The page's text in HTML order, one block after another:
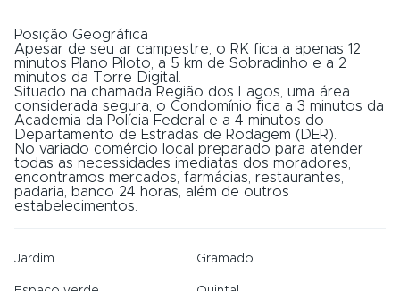
Posição Geográfica
Apesar de seu ar campestre, o RK fica a apenas 12
minutos Plano Piloto, a 5 km de Sobradinho e a 2
minutos da Torre Digital.
Situado na chamada Região dos Lagos, uma área
considerada segura, o Condomínio fica a 3 minutos da
Academia da Polícia Federal e a 4 minutos do
Departamento de Estradas de Rodagem (DER).
No variado comércio local preparado para atender
todas as necessidades imediatas dos moradores,
encontramos mercados, farmácias, restaurantes,
padaria, banco 24 horas, além de outros
estabelecimentos.
Jardim Gramado